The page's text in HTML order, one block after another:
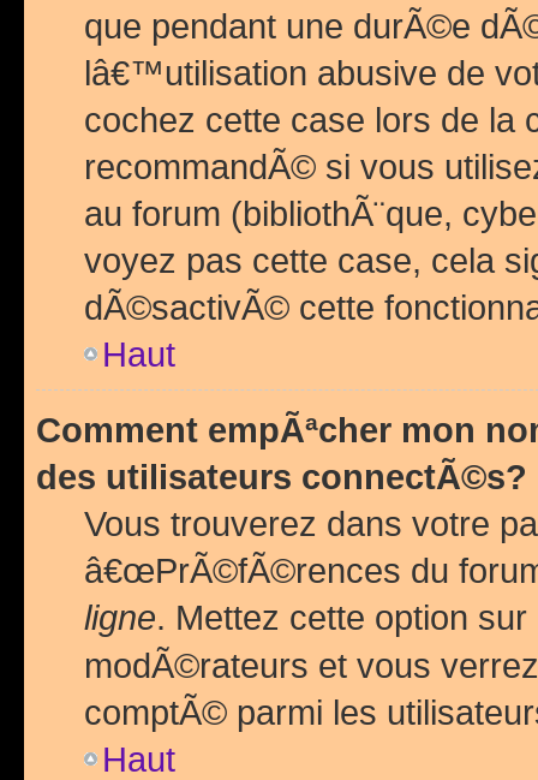
que pendant une durÃ©e
lâ€™utilisation abusive de
cochez cette case lors de
recommandÃ© si vous
au forum (bibliothÃ¨que,
voyez pas cette case, cela
dÃ©sactivÃ© cette
Haut
Comment empÃªcher mon
des utilisateurs connectÃ©s?
Vous trouverez dans votre
â€œPrÃ©fÃ©rences du
ligne. Mettez cette option sur
modÃ©rateurs et vous
comptÃ© parmi les
Haut